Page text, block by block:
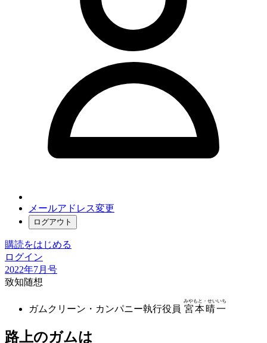
メールアドレス変更
ログアウト
購読をはじめる
ログイン
2022年7月号
致知随想
ガムクリーン・カンパニー執行役員 宮本晴一
みやもと・せいいち
路上のガムは